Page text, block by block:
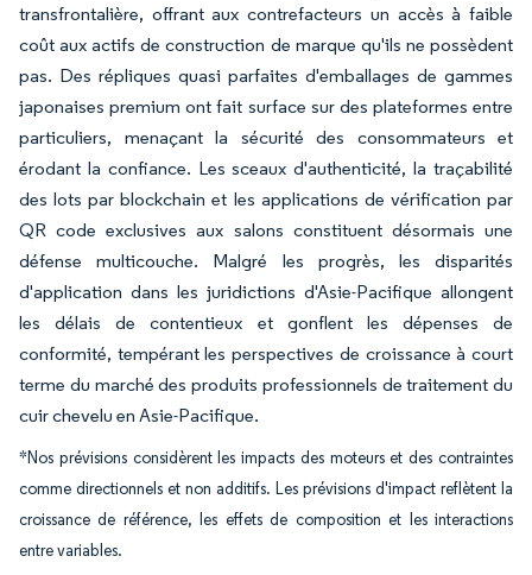
transfrontalière, offrant aux contrefacteurs un accès à faible
coût aux actifs de construction de marque qu'ils ne possèdent
pas. Des répliques quasi parfaites d'emballages de gammes
japonaises premium ont fait surface sur des plateformes entre
particuliers, menaçant la sécurité des consommateurs et
érodant la confiance. Les sceaux d'authenticité, la traçabilité
des lots par blockchain et les applications de vérification par
QR code exclusives aux salons constituent désormais une
défense multicouche. Malgré les progrès, les disparités
d'application dans les juridictions d'Asie-Pacifique allongent
les délais de contentieux et gonflent les dépenses de
conformité, tempérant les perspectives de croissance à court
terme du marché des produits professionnels de traitement du
cuir chevelu en Asie-Pacifique.
*Nos prévisions considèrent les impacts des moteurs et des contraintes
comme directionnels et non additifs. Les prévisions d'impact reflètent la
croissance de référence, les effets de composition et les interactions
entre variables.